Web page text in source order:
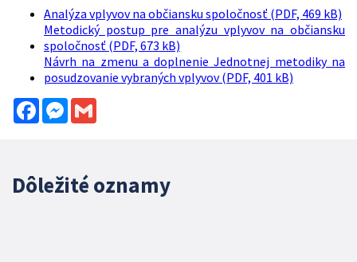
Analýza vplyvov na občiansku spoločnosť (PDF, 469 kB)
Metodický postup pre analýzu vplyvov na občiansku
spoločnosť (PDF, 673 kB)
Návrh na zmenu a doplnenie Jednotnej metodiky na
posudzovanie vybraných vplyvov (PDF, 401 kB)
FacebookMessenger
Dôležité oznamy